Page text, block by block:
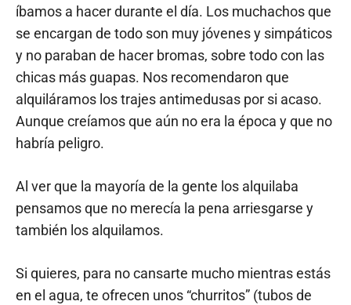
íbamos a hacer durante el día. Los muchachos que
se encargan de todo son muy jóvenes y simpáticos
y no paraban de hacer bromas, sobre todo con las
chicas más guapas. Nos recomendaron que
alquiláramos los trajes antimedusas por si acaso.
Aunque creíamos que aún no era la época y que no
habría peligro.
Al ver que la mayoría de la gente los alquilaba
pensamos que no merecía la pena arriesgarse y
también los alquilamos.
Si quieres, para no cansarte mucho mientras estás
en el agua, te ofrecen unos “churritos” (tubos de